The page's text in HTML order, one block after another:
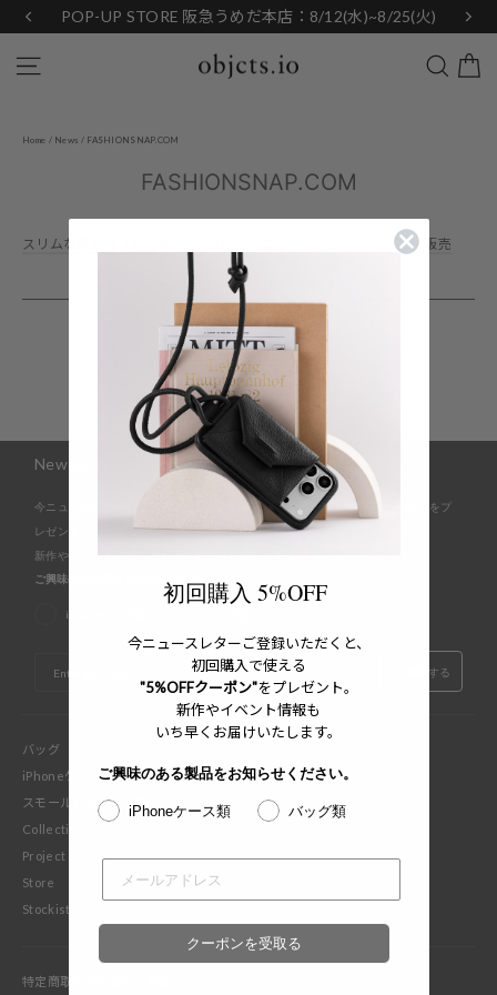
content
POP-UP STORE 阪急うめだ本店：8/12(水)~8/25(火)
Search
Home / News / FASHIONSNAP.COM
FASHIONSNAP.COM
スリムな革財布「Zip Wallet」の新色がニュウマン横浜で先行予約販売
Back to News
Newsletter
今ニュースレターにご登録いただくと、初回購入で使える"5%OFFクーポン"をプ
レゼント。
新作やイベント情報もいち早くお届けいたします。
ご興味のある製品をお知らせください。
iPhoneケース類
登録する
バッグ
iPhoneケース
スモールレザーグッズ
Collection
Project
Store
Stockist
特定商取引法に基づく表記
初回購入 5%OFF
今ニュースレターご登録いただくと、
初回購入で使える
"5%OFFクーポン"をプレゼント。
新作やイベント情報も
いち早くお届けいたします。
ご興味のある製品をお知らせください。
iPhoneケース類 バッグ類
クーポンを受取る